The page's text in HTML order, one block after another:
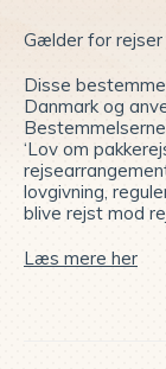
Gælder for rejser
Disse
Danmark og
‘Lov om
lovgivning,
blive rejst mod
Læs mere her